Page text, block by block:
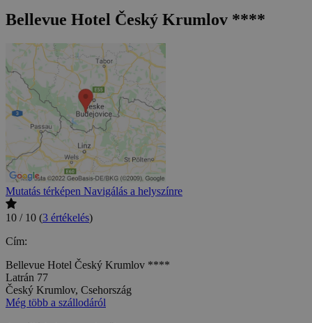
Bellevue Hotel Český Krumlov ****
Mutatás térképen Navigálás a helyszínre
10 / 10 (3 értékelés)
Cím:
Bellevue Hotel Český Krumlov ****
Latrán 77
Český Krumlov, Csehország
Még több a szállodáról